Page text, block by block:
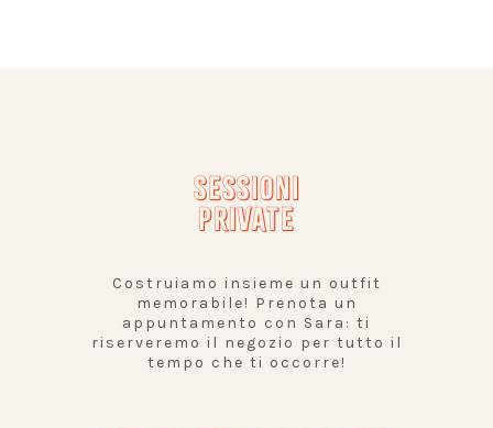
SESSIONI
PRIVATE
Costruiamo insieme un outfit
memorabile! Prenota un
appuntamento con Sara: ti
riserveremo il negozio per tutto il
tempo che ti occorre!